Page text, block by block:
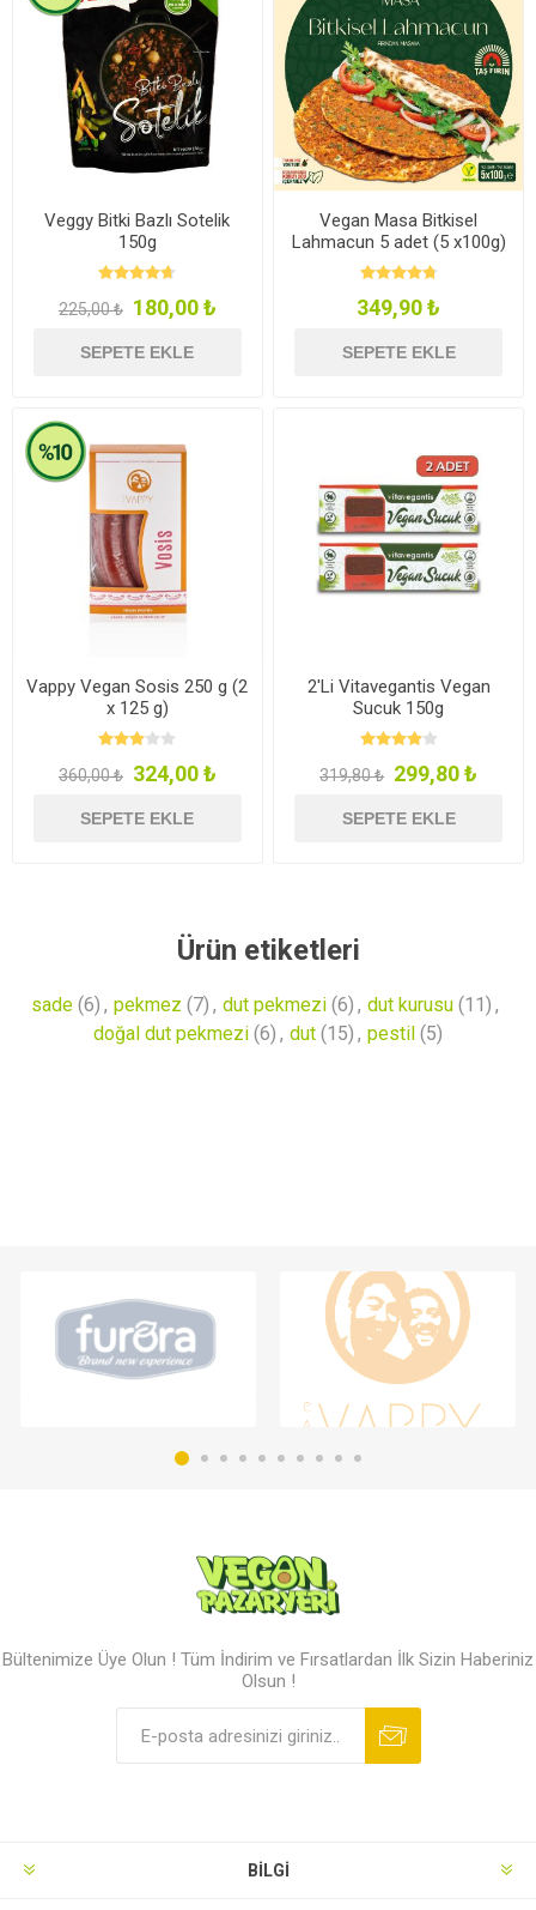
Veggy Bitki Bazlı Sotelik
150g
225,00 ₺ 180,00 ₺
SEPETE EKLE
Vegan Masa Bitkisel
Lahmacun 5 adet (5 x100g)
349,90 ₺
SEPETE EKLE
Vappy Vegan Sosis 250 g (2
x 125 g)
360,00 ₺ 324,00 ₺
SEPETE EKLE
2'Li Vitavegantis Vegan
Sucuk 150g
319,80 ₺ 299,80 ₺
SEPETE EKLE
Ürün etiketleri
sade (6) , pekmez (7) , dut pekmezi (6) , dut kurusu (11) ,
doğal dut pekmezi (6) , dut (15) , pestil (5)
Bültenimize Üye Olun ! Tüm İndirim ve Fırsatlardan İlk Sizin Haberiniz
Olsun !
BILGI